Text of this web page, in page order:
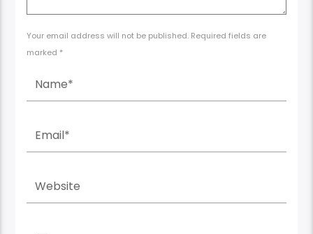
Your email address will not be published. Required fields are
marked *